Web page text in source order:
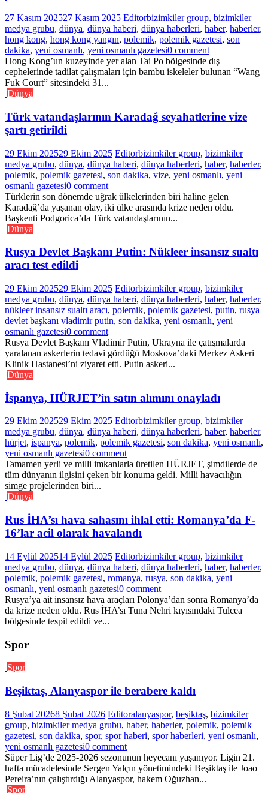
27 Kasım 202527 Kasım 2025 Editorbizimkiler group, bizimkiler
medya grubu, dünya, dünya haberi, dünya haberleri, haber, haberler,
hong kong, hong kong yangın, polemik, polemik gazetesi, son
dakika, yeni osmanlı, yeni osmanlı gazetesi0 comment
Hong Kong’un kuzeyinde yer alan Tai Po bölgesinde dış
cephelerinde tadilat çalışmaları için bambu iskeleler bulunan “Wang
Fuk Court” sitesindeki 31...
Dünya
Türk vatandaşlarının Karadağ seyahatlerine vize
şartı getirildi
29 Ekim 202529 Ekim 2025 Editorbizimkiler group, bizimkiler
medya grubu, dünya, dünya haberi, dünya haberleri, haber, haberler,
polemik, polemik gazetesi, son dakika, vize, yeni osmanlı, yeni
osmanlı gazetesi0 comment
Türklerin son dönemde uğrak ülkelerinden biri haline gelen
Karadağ’da yaşanan olay, iki ülke arasında krize neden oldu.
Başkenti Podgorica’da Türk vatandaşlarının...
Dünya
Rusya Devlet Başkanı Putin: Nükleer insansız sualtı
aracı test edildi
29 Ekim 202529 Ekim 2025 Editorbizimkiler group, bizimkiler
medya grubu, dünya, dünya haberi, dünya haberleri, haber, haberler,
nükleer insansız sualtı aracı, polemik, polemik gazetesi, putin, rusya
devlet başkanı vladimir putin, son dakika, yeni osmanlı, yeni
osmanlı gazetesi0 comment
Rusya Devlet Başkanı Vladimir Putin, Ukrayna ile çatışmalarda
yaralanan askerlerin tedavi gördüğü Moskova’daki Merkez Askeri
Klinik Hastanesi’ni ziyaret etti. Putin askeri...
Dünya
İspanya, HÜRJET’in satın alımını onayladı
29 Ekim 202529 Ekim 2025 Editorbizimkiler group, bizimkiler
medya grubu, dünya, dünya haberi, dünya haberleri, haber, haberler,
hürjet, ispanya, polemik, polemik gazetesi, son dakika, yeni osmanlı,
yeni osmanlı gazetesi0 comment
Tamamen yerli ve milli imkanlarla üretilen HÜRJET, şimdilerde de
tüm dünyanın ilgisini çeken bir konuma geldi. Milli havacılığın
simge projelerinden biri...
Dünya
Rus İHA’sı hava sahasını ihlal etti: Romanya’da F-
16’lar acil olarak havalandı
14 Eylül 202514 Eylül 2025 Editorbizimkiler group, bizimkiler
medya grubu, dünya, dünya haberi, dünya haberleri, haber, haberler,
polemik, polemik gazetesi, romanya, rusya, son dakika, yeni
osmanlı, yeni osmanlı gazetesi0 comment
Rusya’ya ait insansız hava araçları Polonya’dan sonra Romanya’da
da krize neden oldu. Rus İHA’sı Tuna Nehri kıyısındaki Tulcea
bölgesinde tespit edildi ve...
Spor
Spor
Beşiktaş, Alanyaspor ile berabere kaldı
8 Şubat 20268 Şubat 2026 Editoralanyaspor, beşiktaş, bizimkiler
group, bizimkiler medya grubu, haber, haberler, polemik, polemik
gazetesi, son dakika, spor, spor haberi, spor haberleri, yeni osmanlı,
yeni osmanlı gazetesi0 comment
Süper Lig’de 2025-2026 sezonunun heyecanı yaşanıyor. Ligin 21.
hafta mücadelesinde Sergen Yalçın yönetimindeki Beşiktaş ile Joao
Pereira’nın çalıştırdığı Alanyaspor, hakem Oğuzhan...
Spor